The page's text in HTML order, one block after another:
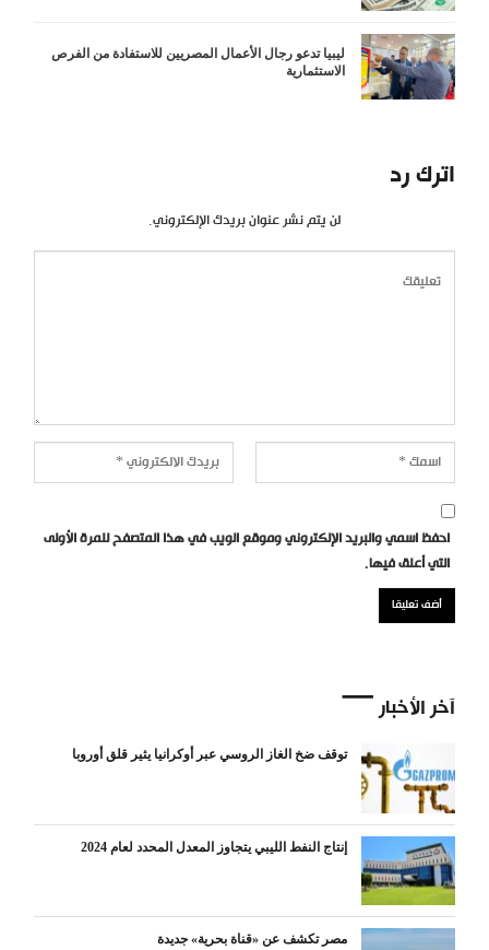
ليبيا تدعو رجال الأعمال المصريين للاستفادة من الفرص
الاستثمارية
اترك رد
لن يتم نشر عنوان بريدك الإلكتروني.
احفظ اسمي والبريد الإلكتروني وموقع الويب في هذا المتصفح للمرة الأولى
التي أعلق فيها.
آخر الأخبار
توقف ضخ الغاز الروسي عبر أوكرانيا يثير قلق أوروبا
إنتاج النفط الليبي يتجاوز المعدل المحدد لعام 2024
مصر تكشف عن «قناة بحرية» جديدة